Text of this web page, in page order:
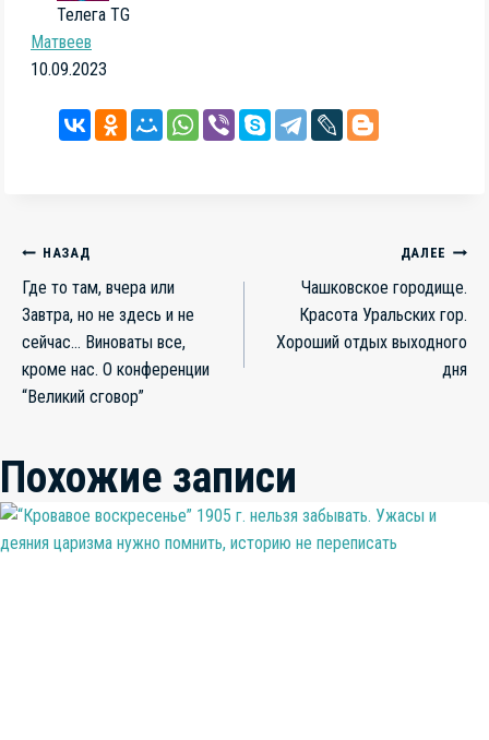
Телега TG
Матвеев
10.09.2023
Навигация
по
записям
НАЗАД
Где то там, вчера или
Завтра, но не здесь и не
сейчас… Виноваты все,
кроме нас. О конференции
“Великий сговор”
ДАЛЕЕ
Чашковское городище.
Красота Уральских гор.
Хороший отдых выходного
дня
Похожие записи